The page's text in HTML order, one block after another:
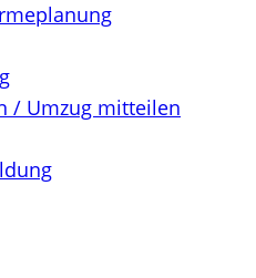
/ Umzug mitteilen